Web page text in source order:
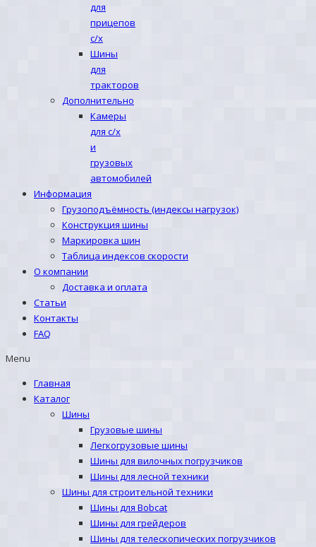
для
прицепов
с/х
Шины
для
тракторов
Дополнительно
Камеры
для с/х
и
грузовых
автомобилей
Информация
Грузоподъёмность (индексы нагрузок)
Конструкция шины
Маркировка шин
Таблица индексов скорости
О компании
Доставка и оплата
Статьи
Контакты
FAQ
Menu
Главная
Каталог
Шины
Грузовые шины
Легкогрузовые шины
Шины для вилочных погрузчиков
Шины для лесной техники
Шины для строительной техники
Шины для Bobcat
Шины для грейдеров
Шины для телескопических погрузчиков